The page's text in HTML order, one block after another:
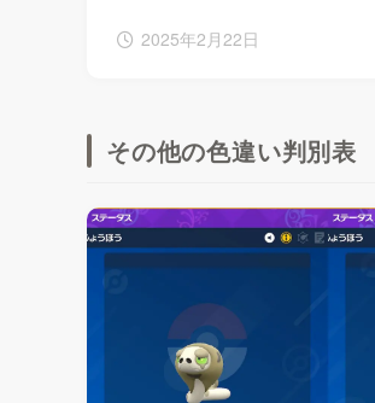
2025年2月22日
その他の色違い判別表